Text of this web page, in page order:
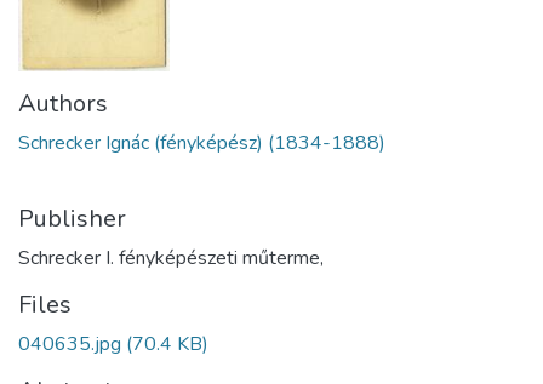
Authors
Schrecker Ignác (fényképész) (1834-1888)
Publisher
Schrecker I. fényképészeti műterme,
Files
040635.jpg (70.4 KB)